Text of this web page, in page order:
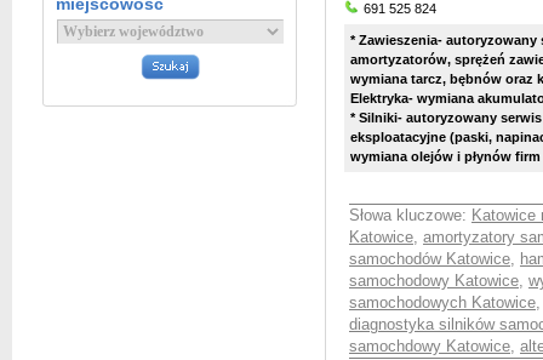
691 525 824
* Zawieszenia- autoryzowany
amortyzatorów, sprężeń
wymiana tarcz, bębnów oraz
Elektryka- wymiana
* Silniki- autoryzowany
eksploatacyjne (paski,
wymiana olejów i płynów
Słowa kluczowe: Katowice
Katowice, amortyzatory
samochodów Katowice,
samochodowy Katowice,
samochodowych Katowice
diagnostyka silników
samochdowy Katowice,